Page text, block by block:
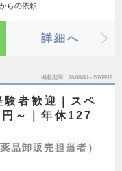
らの依頼…
詳細へ
掲載期間 26/08/06～26/08/19
験者歓迎｜スペ
～｜年休127
品卸販売担当者）